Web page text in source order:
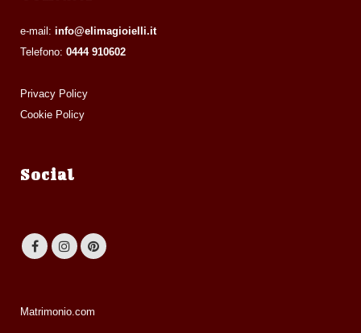
e-mail: info@elimagioielli.it
Telefono: 0444 910602
Privacy Policy
Cookie Policy
Social
Matrimonio.com